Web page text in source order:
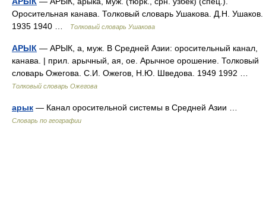
Оросительная канава. Толковый словарь Ушакова. Д.Н. Ушаков.
1935 1940 …
Толковый словарь Ушакова
АРЫК — АРЫК, а, муж. В Средней Азии: оросительный канал,
канава. | прил. арычный, ая, ое. Арычное орошение. Толковый
словарь Ожегова. С.И. Ожегов, Н.Ю. Шведова. 1949 1992 …
Толковый словарь Ожегова
арык — Канал оросительной системы в Средней Азии …
Словарь по географии